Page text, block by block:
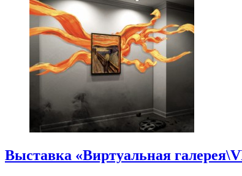
Выставка «Виртуальная